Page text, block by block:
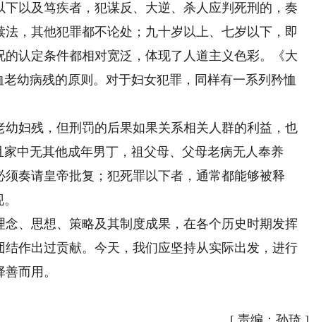
以及笃疾者，犯谋反、大逆、杀人应判死刑的，奏
，其他犯罪都不论处；九十岁以上、七岁以下，即
认定条件都相对宽泛，体现了人道主义色彩。《大
幼病残的原则。对于妇女犯罪，同样有一系列矜恤
妇残，但刑罚的后果如果关系相关人群的利益，也
中无其他成年男丁，祖父母、父母老病无人奉养
奏请皇帝批复；犯死罪以下者，通常都能够被释
、思想、策略及其制度成果，在各个历史时期发挥
作出过贡献。今天，我们应坚持从实际出发，进行
而用。